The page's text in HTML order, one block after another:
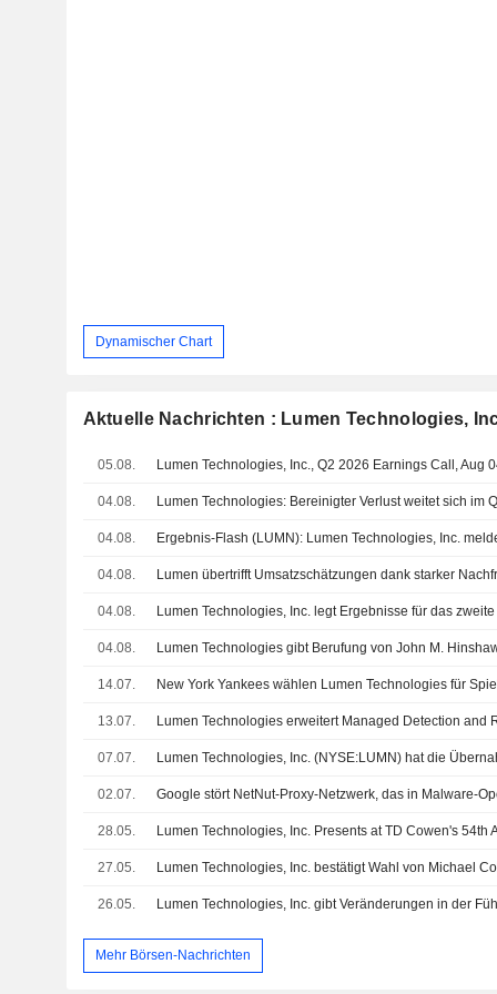
Dynamischer Chart
Aktuelle Nachrichten : Lumen Technologies,
05.08. Lumen Technologies, Inc., Q2 2026 Earnings Call, Aug
04.08. Lumen Technologies: Bereinigter Verlust weitet sich im
04.08.
04.08.
04.08.
04.08.
14.07.
13.07.
07.07.
02.07.
28.05.
27.05.
26.05. Lumen Technologies, Inc. gibt Veränderungen in der
Mehr Börsen-Nachrichten